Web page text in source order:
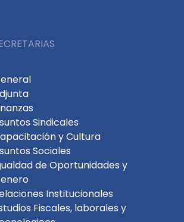
Sindicales
y Cultura
Sociales
de Oportunidades y
Institucionales
Fiscales, laborales y